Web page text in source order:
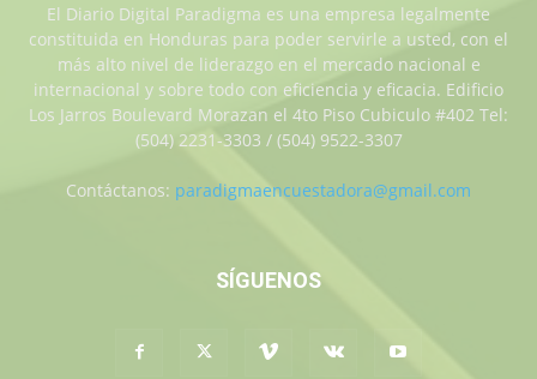
El Diario Digital Paradigma es una empresa legalmente
constituida en Honduras para poder servirle a usted, con el
más alto nivel de liderazgo en el mercado nacional e
internacional y sobre todo con eficiencia y eficacia. Edificio
Los Jarros Boulevard Morazan el 4to Piso Cubiculo #402 Tel:
(504) 2231-3303 / (504) 9522-3307
Contáctanos: paradigmaencuestadora@gmail.com
SÍGUENOS